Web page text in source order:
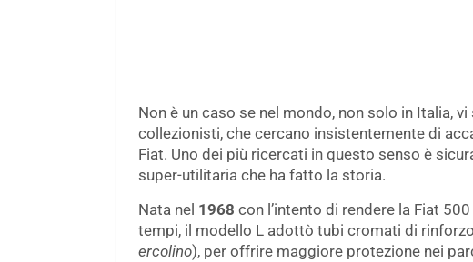
Non è un caso se nel mondo, non solo in Italia,
collezionisti, che cercano insistentemente di
Fiat. Uno dei più ricercati in questo senso è
super-utilitaria che ha fatto la storia.
Nata nel 1968 con l’intento di rendere la Fiat
tempi, il modello L adottò tubi cromati di
ercolino), per offrire maggiore protezione nei